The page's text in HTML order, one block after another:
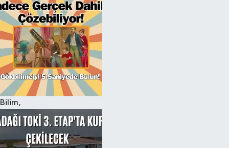
Bilim,